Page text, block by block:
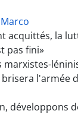
acquittés, la
pas fini»
marxistes-
l'armée
développons